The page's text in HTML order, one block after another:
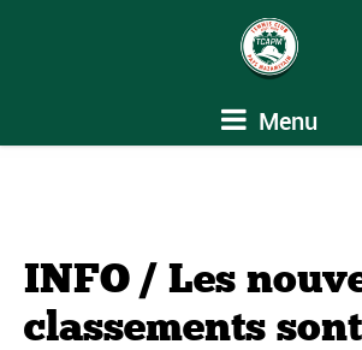
Menu
INFO / Les
classements